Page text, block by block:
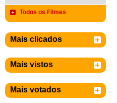
Todos os Filmes
Mais clicados
Mais vistos
Mais votados